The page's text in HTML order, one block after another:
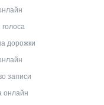
дорожки
записи
онлайн